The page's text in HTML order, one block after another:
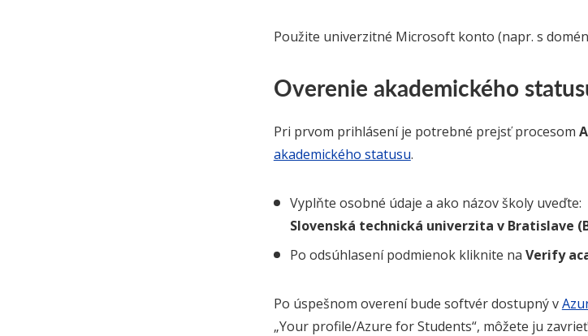
Použite univerzitné Microsoft konto (napr. s
Overenie akademického
Pri prvom prihlásení je potrebné prejsť procesom
akademického statusu.
Vyplňte osobné údaje a ako názov školy uveďte:
Slovenská technická univerzita v Bratislave
Po odsúhlasení podmienok kliknite na Verify
Po úspešnom overení bude softvér dostupný v
„Your profile/Azure for Students“, môžete ju